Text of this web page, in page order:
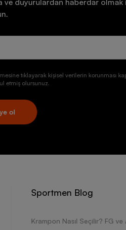
ve duyurulardan haberdar olmak
tıklayarak kişisel verilerin korunması
etmiş olursunuz.
ol
Sportmen Blog